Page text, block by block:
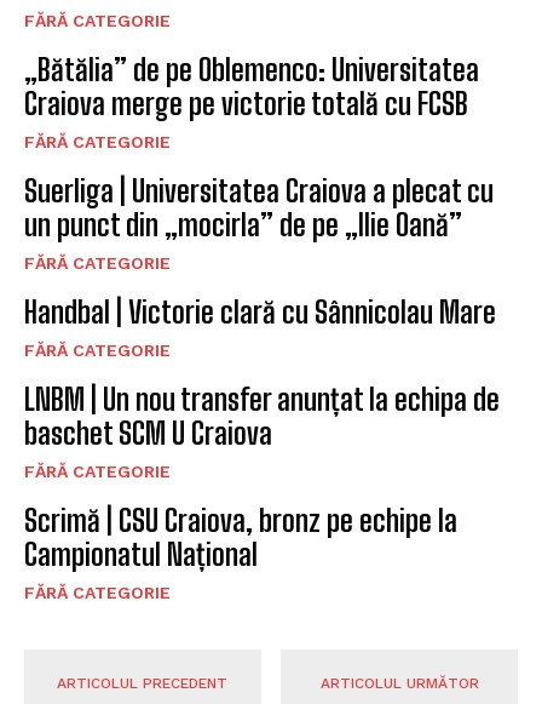
FĂRĂ CATEGORIE
„Bătălia” de pe Oblemenco: Universitatea
Craiova merge pe victorie totală cu FCSB
FĂRĂ CATEGORIE
Suerliga | Universitatea Craiova a plecat cu
un punct din „mocirla” de pe „Ilie Oană”
FĂRĂ CATEGORIE
Handbal | Victorie clară cu Sânnicolau Mare
FĂRĂ CATEGORIE
LNBM | Un nou transfer anunțat la echipa de
baschet SCM U Craiova
FĂRĂ CATEGORIE
Scrimă | CSU Craiova, bronz pe echipe la
Campionatul Național
FĂRĂ CATEGORIE
ARTICOLUL PRECEDENT ARTICOLUL URMĂTOR